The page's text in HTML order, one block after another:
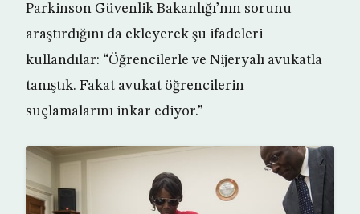
Parkinson Güvenlik Bakanlığı’nın sorunu
araştırdığını da ekleyerek şu ifadeleri
kullandılar: “Öğrencilerle ve Nijeryalı avukatla
tanıştık. Fakat avukat öğrencilerin
suçlamalarını inkar ediyor.”